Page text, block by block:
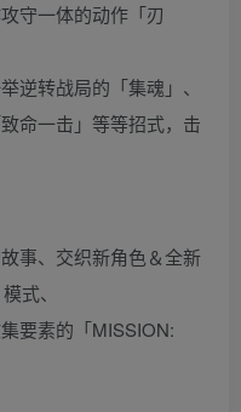
守一体的动作「刃
逆转战局的「集魂」、
命一击」等等招式，击
事、交织新角色＆全新
式、
要素的「MISSION: